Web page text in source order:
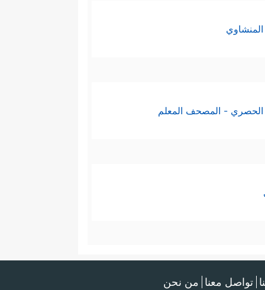
الحصري - المصحف المعلم
تواصل معنا من نحن